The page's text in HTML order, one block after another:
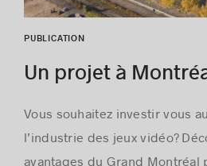
PUBLICATION
Un projet à
Vous souhaitez investir vous
l’industrie des jeux vidéo?
avantages du Grand Montréal